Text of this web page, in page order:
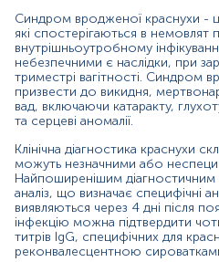
серологічному аналізі. При
можна підтвердити або
Показання до призначення
Рання діагностика
відповідних симптомів
температури,
Скринінгове обстеження
вагітності;
Обстеження осіб, які
краснуху;
Визначення причини
Синдром вродженої краснухи -
які спостерігаються в немовлят
внутрішньоутробному
небезпечними є наслідки, при
триместрі вагітності. Синдром
призвести до викидня,
вад, включаючи катаракту,
та серцеві аномалії.
Клінічна діагностика краснухи
можуть незначними або
Найпоширенішим
аналіз, що визначає специфічні
виявляються через 4 дні після
інфекцію можна підтвердити
титрів IgG, специфічних для
реконвалесцентною